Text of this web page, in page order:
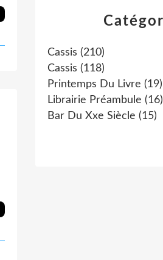
Cassis (210)
Cassis (118)
Printemps Du Livre (19)
Librairie Préambule (16)
Bar Du Xxe Siècle (15)